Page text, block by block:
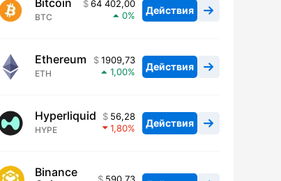
BTC
64 402,00
0
Действия
Ethereum
ETH
1909,73
1,00
Действия
Hyperliquid
HYPE
56,28
1,80
Действия
Binance
590,73